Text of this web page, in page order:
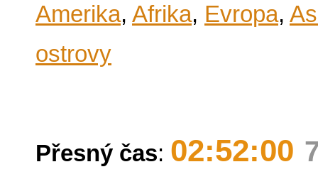
Amerika, Afrika, Evropa,
ostrovy
Přesný čas: 02:52:00